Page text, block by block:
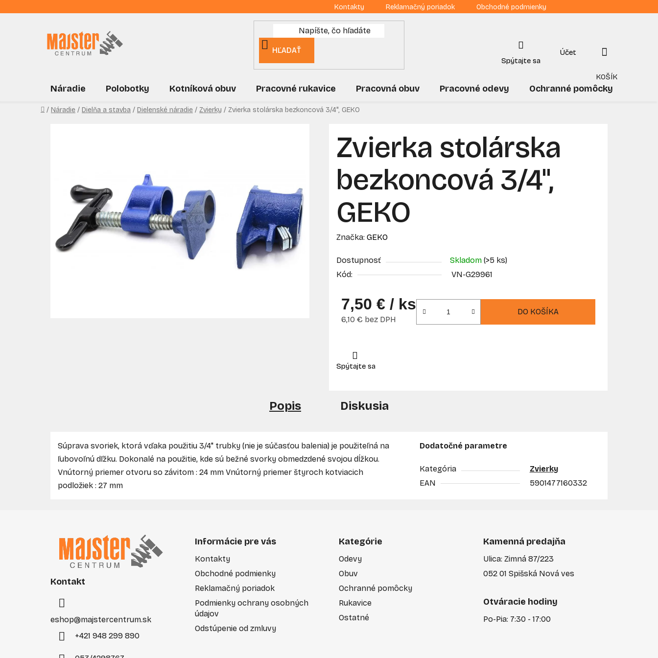
na
Kontakty Reklamačný poriadok Obchodné podmienky
HĽADAŤ
NÁKUPNÝ
KOŠÍK
Náradie Polobotky Kotníková obuv Pracovné rukavice Pracovná obuv Pracovné odevy Ochranné pomôcky
Domov
/ Náradie / Dielňa a stavba / Dielenské náradie / Zvierky / Zvierka stolárska bezkoncová 3/4", GEKO
Zvierka stolárska
bezkoncová 3/4",
GEKO
Značka: GEKO
Dostupnosť Skladom (>5 ks)
Kód:
VN-G29961
7,50 € / ks
6,10 € bez DPH
DO KOŠÍKA
Popis Diskusia
Súprava svoriek, ktorá vďaka použitiu 3/4" trubky (nie je súčasťou balenia) je použiteľná na
ľubovoľnú dľžku. Dokonalé na použitie, kde sú bežné svorky obmedzdené svojou dĺžkou.
Vnútorný priemer otvoru so závitom : 24 mm Vnútorný priemer štyroch kotviacich
podložiek : 27 mm
Dodatočné parametre
Kategória
Zvierky
EAN
5901477160332
Kontakt
eshop@majstercentrum.sk
+421 948 299 890
Informácie pre vás
Kontakty
Obchodné podmienky
Reklamačný poriadok
Podmienky ochrany osobných
údajov
Odstúpenie od zmluvy
Kategórie
Odevy
Obuv
Ochranné pomôcky
Rukavice
Ostatné
Kamenná predajňa
Ulica: Zimná 87/223
052 01 Spišská Nová ves
Otváracie hodiny
Po-Pia: 7:30 - 17:00